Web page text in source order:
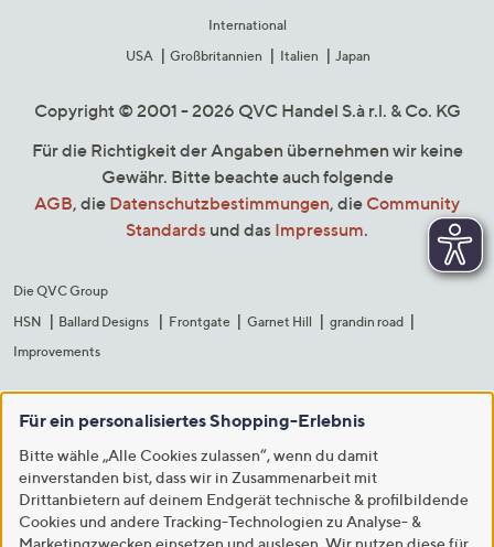
International
USA
Großbritannien Italien Japan
Copyright © 2001 - 2026 QVC Handel S.à r.l. & Co. KG
Für die Richtigkeit der Angaben übernehmen wir keine
Gewähr. Bitte beachte auch folgende
AGB, die Datenschutzbestimmungen, die Community
Standards und das Impressum.
Die QVC Group
HSN
Ballard Designs Frontgate Garnet Hill
grandin road
Improvements
Für ein personalisiertes Shopping-Erlebnis
Bitte wähle „Alle Cookies zulassen“, wenn du damit
einverstanden bist, dass wir in Zusammenarbeit mit
Drittanbietern auf deinem Endgerät technische & profilbildende
Cookies und andere Tracking-Technologien zu Analyse- &
Marketingzwecken einsetzen und auslesen. Wir nutzen diese für